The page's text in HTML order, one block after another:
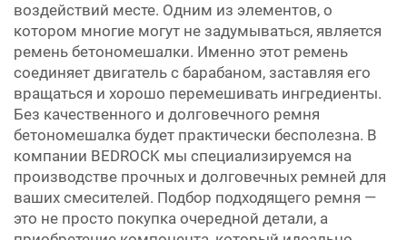
воздействий месте. Одним из элементов, о
котором многие могут не задумываться, является
ремень бетономешалки. Именно этот ремень
соединяет двигатель с барабаном, заставляя его
вращаться и хорошо перемешивать ингредиенты.
Без качественного и долговечного ремня
бетономешалка будет практически бесполезна. В
компании BEDROCK мы специализируемся на
производстве прочных и долговечных ремней для
ваших смесителей. Подбор подходящего ремня —
это не просто покупка очередной детали, а